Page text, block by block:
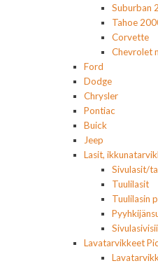
Suburban
Tahoe
Corvette
Chevrolet
Ford
Dodge
Chrysler
Pontiac
Buick
Jeep
Lasit,
Sivulasit/
Tuulilasit
Tuulilasin
Lavatarvikkeet